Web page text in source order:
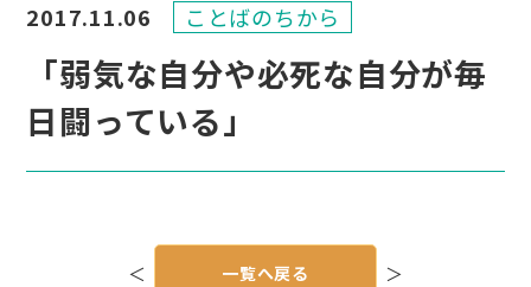
「弱気な自分や必死な自分が毎
日闘っている」
2017.11.06 ことばのちから
＜ ＞
一覧へ戻る